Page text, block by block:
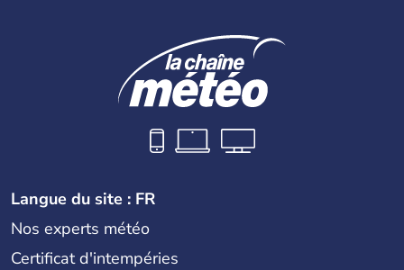
Langue du site : FR
Nos experts météo
Certificat d'intempéries